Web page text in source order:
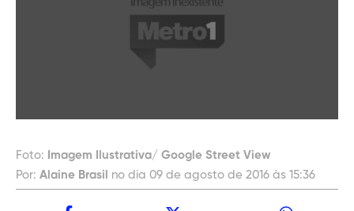
Foto:
Imagem Ilustrativa/ Google Street View
Por: Alaine Brasil no dia 09 de agosto de 2016 às 15:36